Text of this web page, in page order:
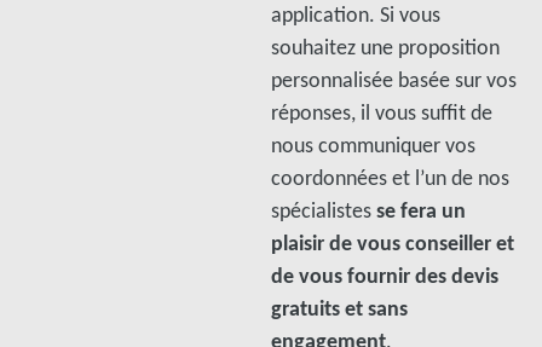
application. Si vous
souhaitez une proposition
personnalisée basée sur vos
réponses, il vous suffit de
nous communiquer vos
coordonnées et l’un de nos
spécialistesse fera un
plaisir de vous conseiller et
de vous fournir des devis
gratuits et sans
engagement.